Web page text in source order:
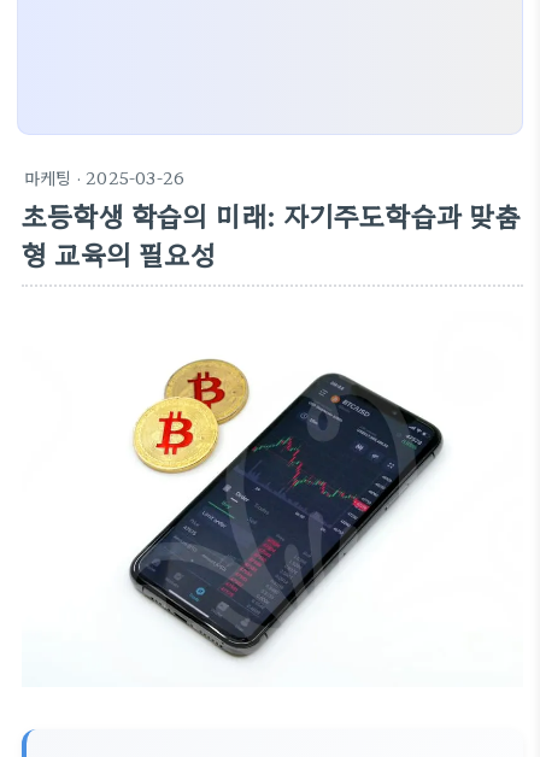
마케팅 · 2025-03-26
초등학생 학습의 미래: 자기주도학습과 맞춤
형 교육의 필요성